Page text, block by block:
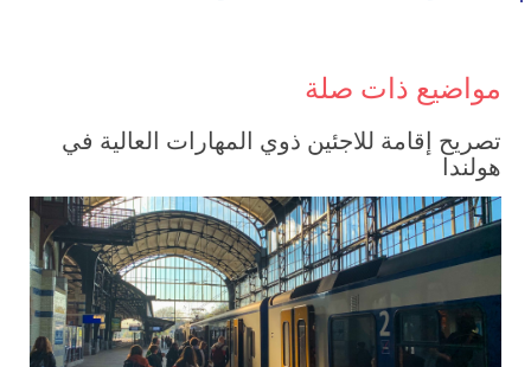
مواضيع ذات صلة
تصريح إقامة للاجئين ذوي المهارات العالية في
هولندا